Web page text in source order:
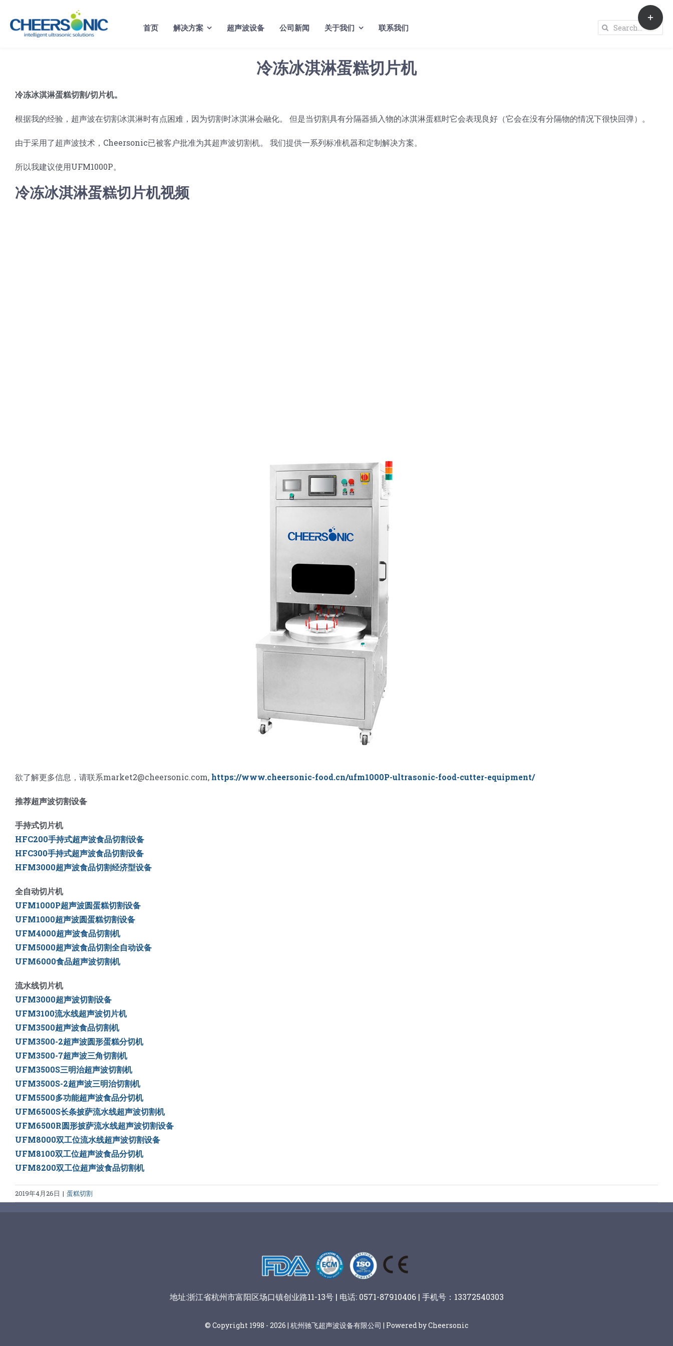
content
首页 解决方案 超声波设备 公司新闻 关于我们 联系我们
Search
冷冻冰淇淋蛋糕切片机
冷冻冰淇淋蛋糕切割/切片机。
根据我的经验，超声波在切割冰淇淋时有点困难，因为切割时冰淇淋会融化。 但是当切割具有分隔器插入物的冰淇淋蛋糕时它会表现良好（它会在没有分隔物的情况下很快回弹）。
由于采用了超声波技术，Cheersonic已被客户批准为其超声波切割机。 我们提供一系列标准机器和定制解决方案。
所以我建议使用UFM1000P。
冷冻冰淇淋蛋糕切片机视频
欲了解更多信息，请联系market2@cheersonic.com, https://www.cheersonic-food.cn/ufm1000P-ultrasonic-food-cutter-equipment/
推荐超声波切割设备
手持式切片机
HFC200手持式超声波食品切割设备
HFC300手持式超声波食品切割设备
HFM3000超声波食品切割经济型设备
全自动切片机
UFM1000P超声波圆蛋糕切割设备
UFM1000超声波圆蛋糕切割设备
UFM4000超声波食品切割机
UFM5000超声波食品切割全自动设备
UFM6000食品超声波切割机
流水线切片机
UFM3000超声波切割设备
UFM3100流水线超声波切片机
UFM3500超声波食品切割机
UFM3500-2超声波圆形蛋糕分切机
UFM3500-7超声波三角切割机
UFM3500S三明治超声波切割机
UFM3500S-2超声波三明治切割机
UFM5500多功能超声波食品分切机
UFM6500S长条披萨流水线超声波切割机
UFM6500R圆形披萨流水线超声波切割设备
UFM8000双工位流水线超声波切割设备
UFM8100双工位超声波食品分切机
UFM8200双工位超声波食品切割机
2019年4月26日 | 蛋糕切割
地址:浙江省杭州市富阳区场口镇创业路11-13号 | 电话: 0571-87910406 | 手机号：13372540303
© Copyright 1998 - 2026 | 杭州驰飞超声波设备有限公司 | Powered by Cheersonic
Toggle
Sliding